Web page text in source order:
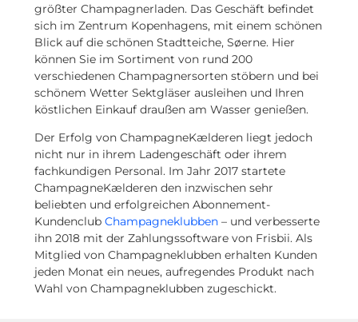
größter Champagnerladen. Das Geschäft befindet
sich im Zentrum Kopenhagens, mit einem schönen
Blick auf die schönen Stadtteiche, Søerne. Hier
können Sie im Sortiment von rund 200
verschiedenen Champagnersorten stöbern und bei
schönem Wetter Sektgläser ausleihen und Ihren
köstlichen Einkauf draußen am Wasser genießen.
Der Erfolg von ChampagneKælderen liegt jedoch
nicht nur in ihrem Ladengeschäft oder ihrem
fachkundigen Personal. Im Jahr 2017 startete
ChampagneKælderen den inzwischen sehr
beliebten und erfolgreichen Abonnement-
Kundenclub Champagneklubben– und verbesserte
ihn 2018 mit der Zahlungssoftware von Frisbii. Als
Mitglied von Champagneklubben erhalten Kunden
jeden Monat ein neues, aufregendes Produkt nach
Wahl von Champagneklubben zugeschickt.